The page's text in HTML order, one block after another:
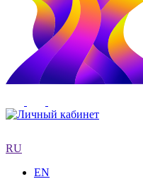
RU
EN